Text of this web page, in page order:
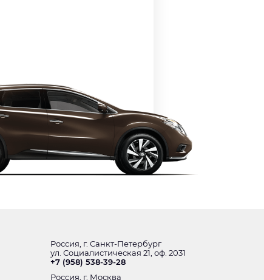
Россия, г. Санкт-Петербург
ул. Социалистическая 21, оф. 2031
+7 (958) 538-39-28
Россия, г. Москва